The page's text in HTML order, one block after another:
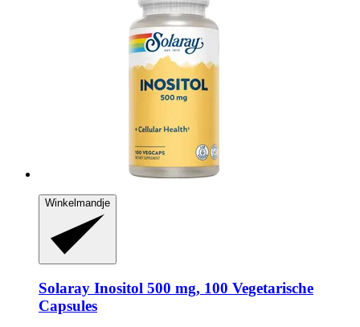
Winkelmandje
Solaray Inositol 500 mg, 100 Vegetarische
Capsules